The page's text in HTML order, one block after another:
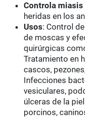
Controla miasis
heridas en los
Usos: Control
de moscas y
quirúrgicas
Tratamiento en
cascos,
Infecciones
vesiculares,
úlceras de la
porcinos,